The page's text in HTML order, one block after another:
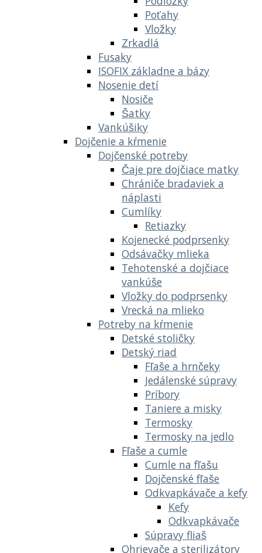
Poťahy
Vložky
Zrkadlá
Fusaky
ISOFIX základne a bázy
Nosenie detí
Nosiče
Šatky
Vankúšiky
Dojčenie a kŕmenie
Dojčenské potreby
Čaje pre dojčiace matky
Chrániče bradaviek a
náplasti
Cumlíky
Retiazky
Kojenecké podprsenky
Odsávačky mlieka
Tehotenské a dojčiace
vankúše
Vložky do podprsenky
Vrecká na mlieko
Potreby na kŕmenie
Detské stoličky
Detský riad
Fľaše a hrnčeky
Jedálenské súpravy
Príbory
Taniere a misky
Termosky
Termosky na jedlo
Fľaše a cumle
Cumle na fľašu
Dojčenské fľaše
Odkvapkávače a kefy
Kefy
Odkvapkávače
Súpravy fliaš
Ohrievače a sterilizátory